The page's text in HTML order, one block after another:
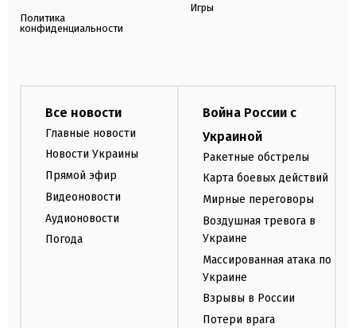
Политика
конфиденциальности
Игры
Все новости
Главные новости
Новости Украины
Прямой эфир
Видеоновости
Аудионовости
Погода
Война России с
Украиной
Ракетные обстрелы
Карта боевых действий
Мирные переговоры
Воздушная тревога в
Украине
Массированная атака по
Украине
Взрывы в России
Потери врага